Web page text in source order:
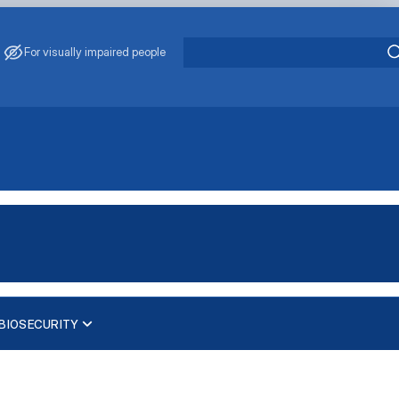
For visually impaired people